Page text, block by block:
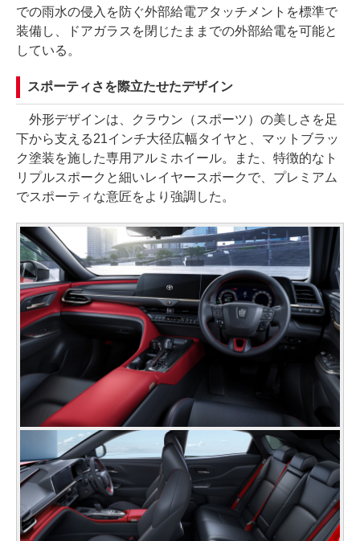
での雨水の侵入を防ぐ外部給電アタッチメントを標準で
装備し、ドアガラスを閉じたままでの外部給電を可能と
している。
スポーティさを際立たせたデザイン
外形デザインは、クラウン（スポーツ）の美しさを足
下から支える21インチ大径広幅タイヤと、マットブラッ
ク塗装を施した専用アルミホイール。また、特徴的なト
リプルスポークと細いレイヤースポークで、プレミアム
でスポーティな意匠をより強調した。